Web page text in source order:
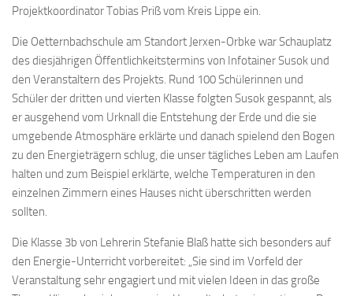
Projektkoordinator Tobias Priß vom Kreis Lippe ein.
Die Oetternbachschule am Standort Jerxen-Orbke war Schauplatz
des diesjährigen Öffentlichkeitstermins von Infotainer Susok und
den Veranstaltern des Projekts. Rund 100 Schülerinnen und
Schüler der dritten und vierten Klasse folgten Susok gespannt, als
er ausgehend vom Urknall die Entstehung der Erde und die sie
umgebende Atmosphäre erklärte und danach spielend den Bogen
zu den Energieträgern schlug, die unser tägliches Leben am Laufen
halten und zum Beispiel erklärte, welche Temperaturen in den
einzelnen Zimmern eines Hauses nicht überschritten werden
sollten.
Die Klasse 3b von Lehrerin Stefanie Blaß hatte sich besonders auf
den Energie-Unterricht vorbereitet: „Sie sind im Vorfeld der
Veranstaltung sehr engagiert und mit vielen Ideen in das große